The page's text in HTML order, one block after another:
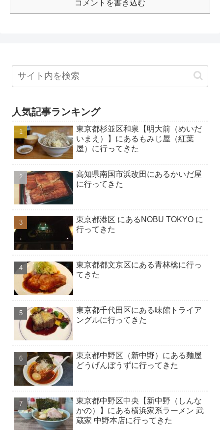
コメントを書き込む
人気記事ランキング
東京都杉並区和泉【明大前（めいだ
いまえ）】にあるもみじ屋（紅葉
屋）に行ってきた
高知県南国市浜改田にあるかいだ屋
に行ってきた
東京都港区 にあるNOBU TOKYO に
行ってきた
東京都都文京区にある青林檎に行っ
てきた
東京都千代田区にある味館トライア
ングルに行ってきた
東京都中野区（新中野）にある麺屋
どうげんぼうずに行ってきた
東京都中野区中央【新中野（しんな
かの）】にある横浜家系ラーメン 武
蔵家 中野本店に行ってきた